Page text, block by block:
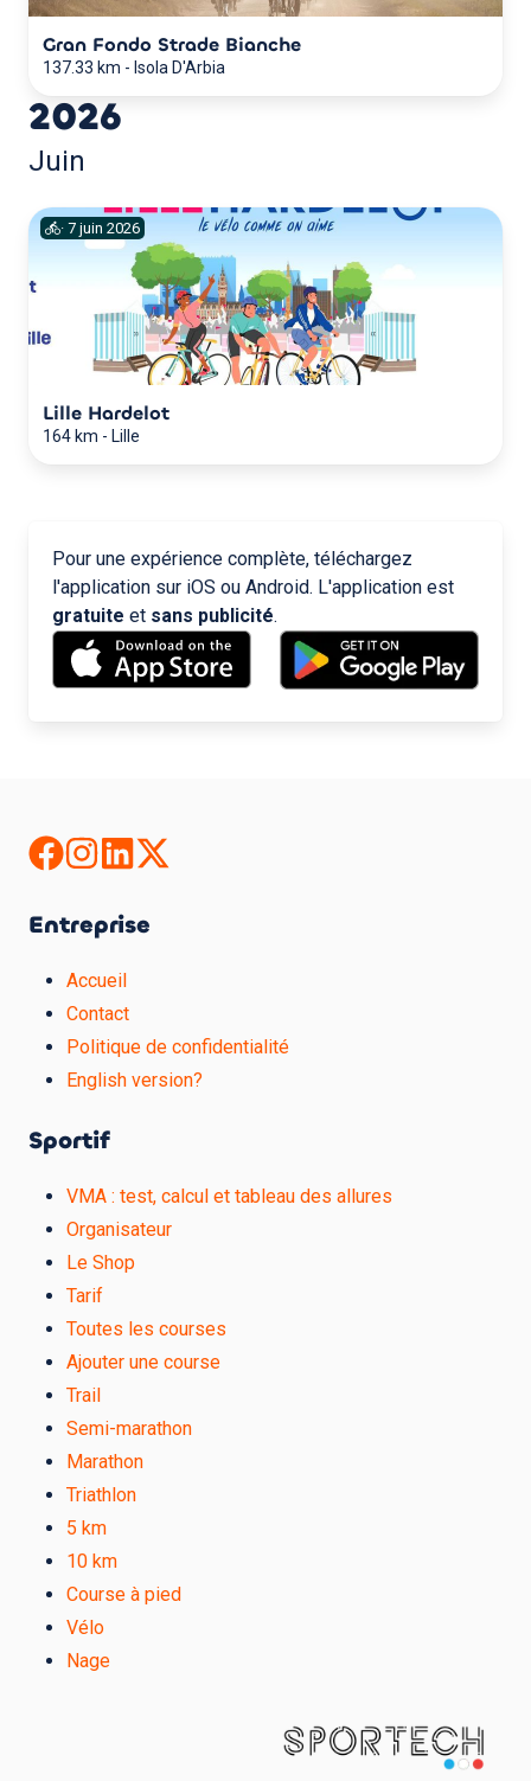
Gran Fondo Strade Bianche
137.33 km - Isola D'Arbia
2026
Juin
· 7 juin 2026
Lille Hardelot
164 km - Lille
Pour une expérience complète, téléchargez
l'application sur iOS ou Android. L'application est
gratuite et sans publicité.
Entreprise
Accueil
Contact
Politique de confidentialité
English version?
Sportif
VMA : test, calcul et tableau des allures
Organisateur
Le Shop
Tarif
Toutes les courses
Ajouter une course
Trail
Semi-marathon
Marathon
Triathlon
5 km
10 km
Course à pied
Vélo
Nage